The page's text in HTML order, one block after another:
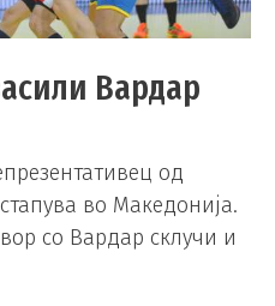
Вардар
од
во Македонија.
со Вардар склучи и